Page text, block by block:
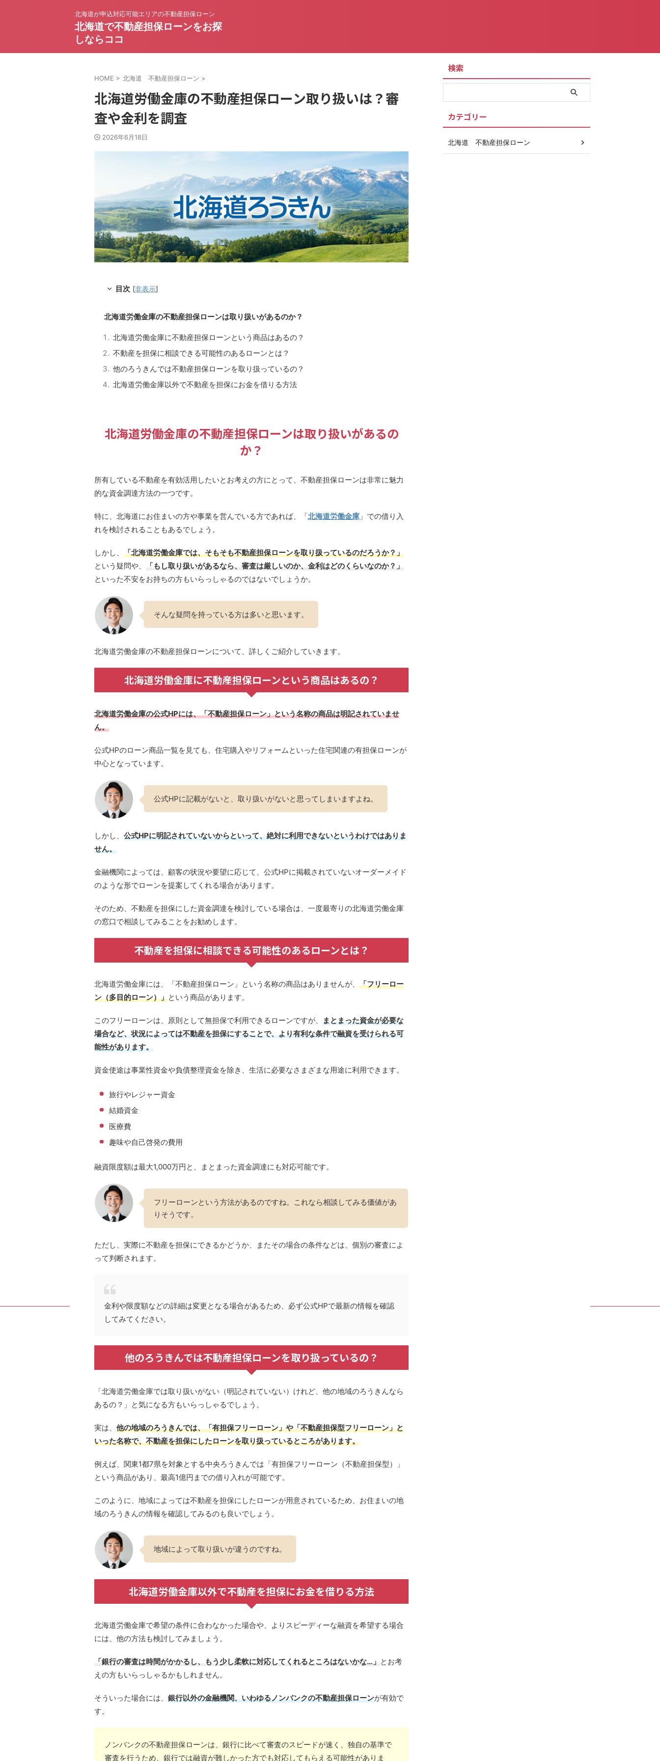
北海道が申込対応可能エリアの不動産担保ローン
北海道で不動産担保ローンをお探
しならココ
HOME > 北海道 不動産担保ローン >
北海道労働金庫の不動産担保ローン取り扱いは？審
査や金利を調査
2026年6月18日
目次 [非表示]
北海道労働金庫の不動産担保ローンは取り扱いがあるのか？
北海道労働金庫に不動産担保ローンという商品はあるの？
不動産を担保に相談できる可能性のあるローンとは？
他のろうきんでは不動産担保ローンを取り扱っているの？
北海道労働金庫以外で不動産を担保にお金を借りる方法
北海道労働金庫の不動産担保ローンは取り扱いがあるの
か？
所有している不動産を有効活用したいとお考えの方にとって、不動産担保ローンは非常に魅力
的な資金調達方法の一つです。
特に、北海道にお住まいの方や事業を営んでいる方であれば、「北海道労働金庫 」での借り入
れを検討されることもあるでしょう。
しかし、 「北海道労働金庫では、そもそも不動産担保ローンを取り扱っているのだろうか？」
という疑問や、
「もし取り扱いがあるなら、審査は厳しいのか、金利はどのくらいなのか？」
といった不安をお持ちの方もいらっしゃるのではないでしょうか。
そんな疑問を持っている方は多いと思います。
北海道労働金庫の不動産担保ローンについて、詳しくご紹介していきます。
北海道労働金庫に不動産担保ローンという商品はあるの？
北海道労働金庫の公式HPには、「不動産担保ローン」という名称の商品は明記されていませ
ん。
公式HPのローン商品一覧を見ても、住宅購入やリフォームといった住宅関連の有担保ローンが
中心となっています。
公式HPに記載がないと、取り扱いがないと思ってしまいますよね。
しかし、 公式HPに明記されていないからといって、絶対に利用できないというわけではありま
せん。
金融機関によっては、顧客の状況や要望に応じて、公式HPに掲載されていないオーダーメイド
のような形でローンを提案してくれる場合があります。
そのため、不動産を担保にした資金調達を検討している場合は、一度最寄りの北海道労働金庫
の窓口で相談してみることをお勧めします。
不動産を担保に相談できる可能性のあるローンとは？
北海道労働金庫には、「不動産担保ローン」という名称の商品はありませんが、 「フリーロー
ン（多目的ローン）」という商品があります。
このフリーローンは、原則として無担保で利用できるローンですが、 まとまった資金が必要な
場合など、状況によっては不動産を担保にすることで、より有利な条件で融資を受けられる可
能性があります。
資金使途は事業性資金や負債整理資金を除き、生活に必要なさまざまな用途に利用できます。
旅行やレジャー資金
結婚資金
医療費
趣味や自己啓発の費用
融資限度額は最大1,000万円と、まとまった資金調達にも対応可能です。
フリーローンという方法があるのですね。これなら相談してみる価値があ
りそうです。
ただし、実際に不動産を担保にできるかどうか、またその場合の条件などは、個別の審査によ
って判断されます。
金利や限度額などの詳細は変更となる場合があるため、必ず公式HPで最新の情報を確認
してみてください。
他のろうきんでは不動産担保ローンを取り扱っているの？
「北海道労働金庫では取り扱いがない（明記されていない）けれど、他の地域のろうきんなら
あるの？」と気になる方もいらっしゃるでしょう。
実は、 他の地域のろうきんでは、「有担保フリーローン」や「不動産担保型フリーローン」と
いった名称で、不動産を担保にしたローンを取り扱っているところがあります。
例えば、関東1都7県を対象とする中央ろうきんでは「有担保フリーローン（不動産担保型）」
という商品があり、最高1億円までの借り入れが可能です。
このように、地域によっては不動産を担保にしたローンが用意されているため、お住まいの地
域のろうきんの情報を確認してみるのも良いでしょう。
地域によって取り扱いが違うのですね。
北海道労働金庫以外で不動産を担保にお金を借りる方法
北海道労働金庫で希望の条件に合わなかった場合や、よりスピーディーな融資を希望する場合
には、他の方法も検討してみましょう。
「銀行の審査は時間がかかるし、もう少し柔軟に対応してくれるところはないかな…」 とお考
えの方もいらっしゃるかもしれません。
そういった場合には、 銀行以外の金融機関、いわゆるノンバンクの不動産担保ローンが有効で
す。
ノンバンクの不動産担保ローンは、銀行に比べて審査のスピードが速く、独自の基準で
審査を行うため、銀行では融資が難しかった方でも対応してもらえる可能性がありま
検索
カテゴリー
北海道 不動産担保ローン